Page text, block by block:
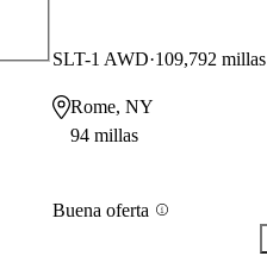
SLT-1 AWD 109,792 millas
Rome, NY
94 millas
Buena oferta